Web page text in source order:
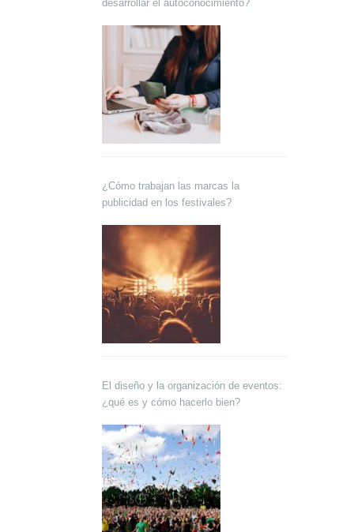
desarrollar el autoconocimiento?
¿Cómo trabajan las marcas la
publicidad en los festivales?
El diseño y la organización de eventos:
¿qué es y cómo hacerlo bien?